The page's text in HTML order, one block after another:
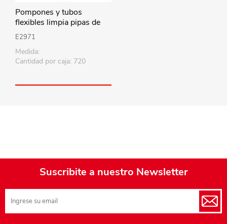
Pompones y tubos
flexibles limpia pipas de
chenille de colores, en
bolsa
E2971
Medida:
Cantidad por caja: 720
Suscribite a nuestro Newsletter